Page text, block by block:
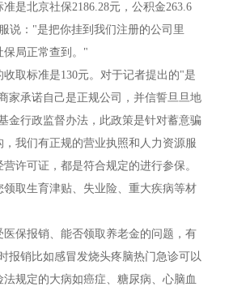
是北京社保2186.28元，公积金263.6
说："是把你挂到我们注册的公司里
保局正常查到。"
取标准是130元。对于记者提出的"是
家承诺自己是正规公司，并信誓旦旦地
金行政监督办法，此政策是针对蓄意骗
我们有正规的营业执照和人力资源服
许可证，都是符合规定的进行参保。
取生育津贴、失业险、重大疾病等材
保报销、能否领取养老金的问题，有
报销比如感冒发烧头疼脑热门急诊可以
规定的大病如癌症、糖尿病、心脑血